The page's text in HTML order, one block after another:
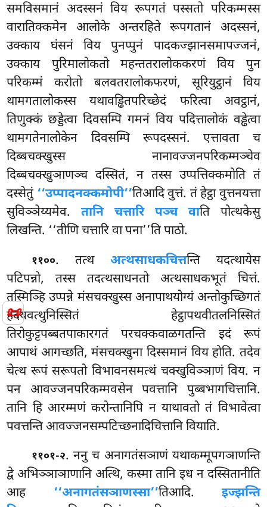
📜
समविसमानं अदस्सनं विय रूपगतं पस्सतो परिकम्मस्स
वारातिक्कमेन आलोके अन्तरहिते रूपगतानं अदस्सनं,
उक्काय घंसनं विय पुनप्पुनं पादकज्झानसमापज्जनं,
उक्काय पुरिमालोकतो महन्ततरालोककरणं विय पुन
परिकम्मं करोतो बलवतरालोकफरणं, सूरियुट्ठानं विय
थामगतालोकस्स यथावड्ढितपरिच्छेदं फरित्वा अवट्ठानं,
तिणुक्कं छड्डेत्वा दिवसम्पि गमनं विय पदित्तालोकं वड्ढेत्वा
थामगतेनालोकेन दिवसम्पि रूपदस्सनं. एत्तावता च
दिब्बचक्खुस्स नानावज्जनपरिकम्मञ्चेव
दिब्बचक्खुञाणञ्च दस्सितं, न तस्स उप्पत्तिक्कमोति तं
दस्सेतुं ‘‘उप्पादनक्कमोपी’’तिआदि वुत्तं. तं हेट्ठा वुत्तनयत्ता
सुविञ्ञेय्यमेव.तानि चत्तारि पञ्च वाति पोत्थकेसु
लिखन्ति. ‘‘तीणि चत्तारि वा पना’’ति पाठो.
११००. तत्थ अत्थसाधकचित्तन्ति यदत्थायेस
पटिपन्नो, तस्स तदत्थसाधनतो अत्थसाधकभूतं चित्तं.
तस्मिञ्हि उप्पन्ने मंसचक्खुस्स अनापाथयोग्यं अन्तोकुच्छिगतं
हदयवत्थुनिस्सितं हेट्ठापथवीतलनिस्सितं
तिरोकुट्टपब्बतपाकारगतं परचक्कवाळगतन्ति इदं रूपं
आपाथं आगच्छति, मंसचक्खुना दिस्समानं विय होति. तदेव
चेत्थ रूपं सरूपतो विभावनसमत्थं चक्खुविञ्ञाणं विय. न
पन आवज्जनपरिकम्मवसेन पवत्तानि पुब्बभागचित्तानि.
तानि हि आरम्मणं करोन्तानिपि न याथावतो तं विभावेत्वा
पवत्तन्ति आवज्जनसम्पटिच्छनादिचित्तानि वियाति.
११०१-२. ननु च अनागतंसञाणं यथाकम्मूपगञाणन्ति
द्वे अभिञ्ञाञाणानि अत्थि, कस्मा तानि इध न दस्सितानीति
आह ‘‘अनागतंसञाणस्सा’’तिआदि. इज्झन्ति